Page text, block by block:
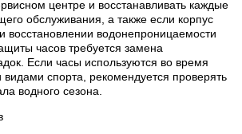
центре и восстанавливать каждые
обслуживания, а также если корпус
восстановлении водонепроницаемости
часов требуется замена
Если часы используются во время
спорта, рекомендуется проверять
водного сезона.